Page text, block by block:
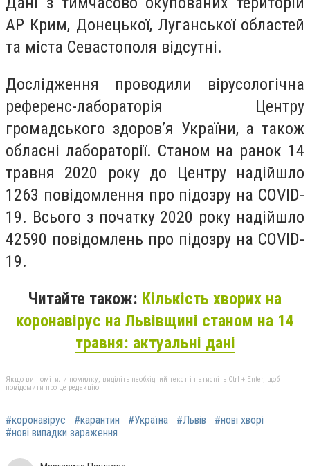
АР Крим, Донецької, Луганської областей
та міста Севастополя відсутні.
Дослідження проводили вірусологічна
референс-лабораторія Центру
громадського здоров’я України, а також
обласні лабораторії. Станом на ранок 14
травня 2020 року до Центру надійшло
1263 повідомлення про підозру на COVID-
19. Всього з початку 2020 року надійшло
42590 повідомлень про підозру на COVID-
19.
Читайте також: Кількість хворих на
коронавірус на Львівщині станом на 14
травня: актуальні дані
Якщо ви помітили помилку, виділіть необхідний текст і натисніть Ctrl + Enter, щоб
повідомити про це редакцію
#коронавірус #карантин #Україна #Львів
#нові хворі
#нові випадки зараження